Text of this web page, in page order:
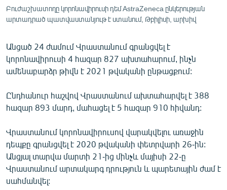
ԱՐԽԻՎ
ԲԱՆԱՎԵՃ
ՁԳՏԵԼՈՎ ԼԱՎԱԳՈՒՅՆԻՆ
ՓՈԴՔԱՍԹ
English
Русский
ՀԵՏԵՎԵՔ ՄԵԶ
Բուժաշխատողը կորոնավիրուսի դեմ AstraZeneca ընկերության
արտադրած պատվաստանյութ է ստանում, Թբիլիսի, արխիվ
Անցած 24 ժամում Վրաստանում գրանցվել է
կորոնավիրուսի 4 հազար 827 ախտահարում, ինչն
ամենաբարձր թիվն է 2021 թվականի ընթացքում:
Ընդհանուր հաշվով Վրաստանում ախտահարվել է 388
հազար 893 մարդ, մահացել է 5 հազար 910 հիվանդ:
Վրաստանում կորոնավիրուսով վարակվելու առաջին
դեպքը գրանցվել է 2020 թվականի փետրվարի 26-ին:
Անցյալ տարվա մարտի 21-ից մինչև մայիսի 22-ը
Վրաստանում արտակարգ դրություն և պարետային ժամ է
սահմանվել: